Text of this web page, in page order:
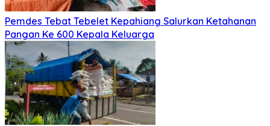
Pemdes Tebat Tebelet Kepahiang Salurkan Ketahanan
Pangan Ke 600 Kepala Keluarga